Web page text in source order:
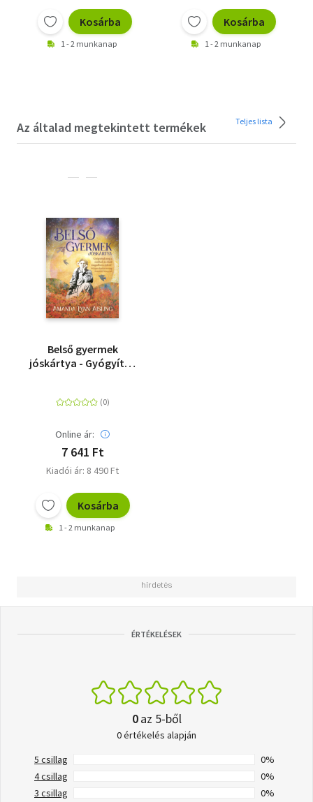
Kosárba
1 - 2 munkanap
Kosárba
1 - 2 munkanap
Az általad megtekintett termékek Teljes lista
Belső gyermek
jóskártya - Gyógyítsd
lapos kártyacsomag
Online ár:
7 641 Ft
Kiadói ár: 8 490 Ft
Kosárba
1 - 2 munkanap
ÉRTÉKELÉSEK
0az 5-ből
0 értékelés alapján
5 csillag
0%
4 csillag
0%
3 csillag
0%